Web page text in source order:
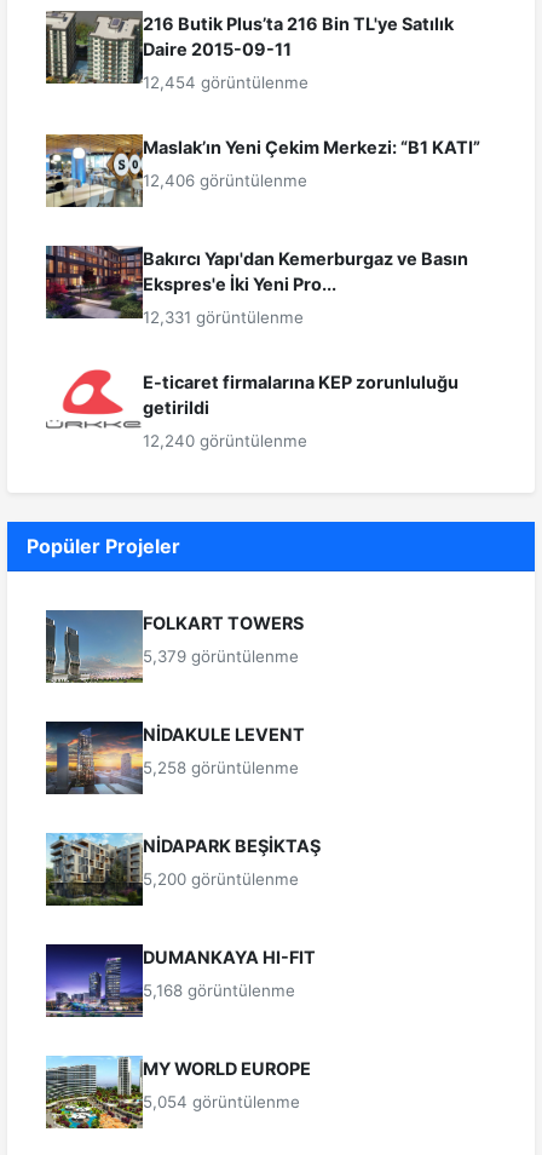
216 Butik Plus’ta 216 Bin TL'ye Satılık
Daire 2015-09-11
12,454 görüntülenme
Maslak’ın Yeni Çekim Merkezi: “B1 KATI”
12,406 görüntülenme
Bakırcı Yapı'dan Kemerburgaz ve Basın
Ekspres'e İki Yeni Pro...
12,331 görüntülenme
E-ticaret firmalarına KEP zorunluluğu
getirildi
12,240 görüntülenme
Popüler Projeler
FOLKART TOWERS
5,379 görüntülenme
NİDAKULE LEVENT
5,258 görüntülenme
NİDAPARK BEŞİKTAŞ
5,200 görüntülenme
DUMANKAYA HI-FIT
5,168 görüntülenme
MY WORLD EUROPE
5,054 görüntülenme